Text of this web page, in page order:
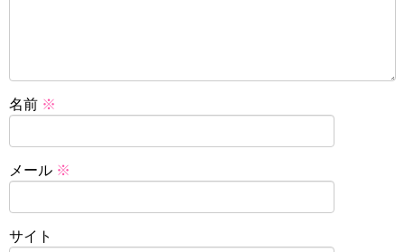
名前 ※
メール ※
サイト